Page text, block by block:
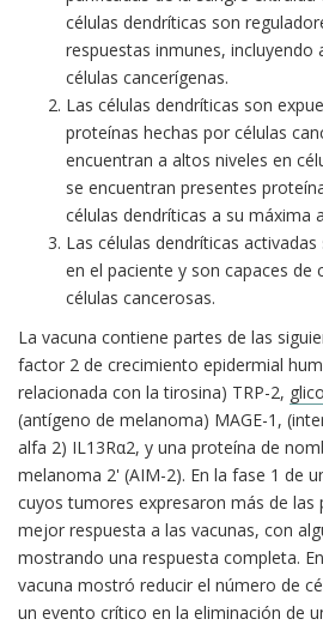
células dendríticas son
respuestas inmunes, incluyendo
células cancerígenas.
Las células dendríticas son
proteínas hechas por células
encuentran a altos niveles en
se encuentran presentes
células dendríticas a su máxima
Las células dendríticas
en el paciente y son capaces de
células cancerosas.
La vacuna contiene partes de las
factor 2 de crecimiento epidermial
relacionada con la tirosina) TRP-2,
(antígeno de melanoma) MAGE-1,
alfa 2) IL13Rα2, y una proteína de
melanoma 2' (AIM-2). En la fase 1 de
cuyos tumores expresaron más de las
mejor respuesta a las vacunas, con
mostrando una respuesta completa.
vacuna mostró reducir el número de
un evento crítico en la eliminación de